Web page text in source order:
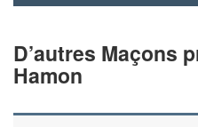
D’autres Maçons
Hamon